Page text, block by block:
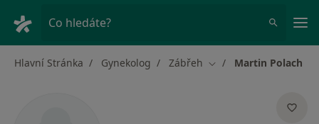
Co hledáte?
Hlavní Stránka Gynekolog Zábřeh Změna města
Martin Polach